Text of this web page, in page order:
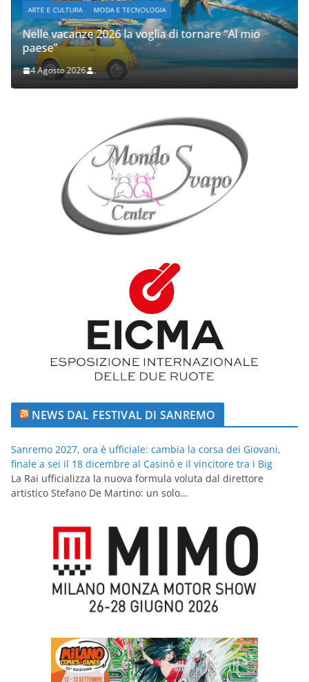
ARTE E CULTURA MODA E TECNOLOGIA
Nelle vacanze 2026 la voglia di tornare “Al mio
paese”
4 Agosto 2026 .
NEWS DAL FESTIVAL DI SANREMO
Sanremo 2027, ora è ufficiale: cambia la corsa dei Giovani,
finale a sei il 18 dicembre al Casinò e il vincitore tra i Big
La Rai ufficializza la nuova formula voluta dal direttore
artistico Stefano De Martino: un solo...